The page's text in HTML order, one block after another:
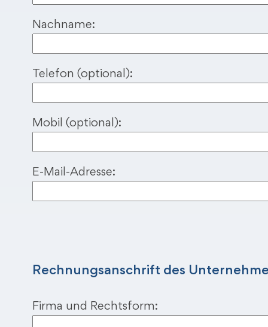
Nachname:
Telefon (optional):
Mobil (optional):
E-Mail-Adresse:
e
a
Rechnungsanschrift des
Firma und Rechtsform: